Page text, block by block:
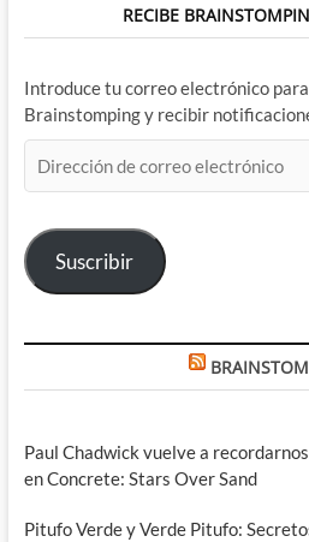
RECIBE
Introduce tu correo electrónico
Brainstomping y recibir
de
electrónico
Suscribir
Paul Chadwick vuelve a
en Concrete: Stars Over Sand
Pitufo Verde y Verde Pitufo: